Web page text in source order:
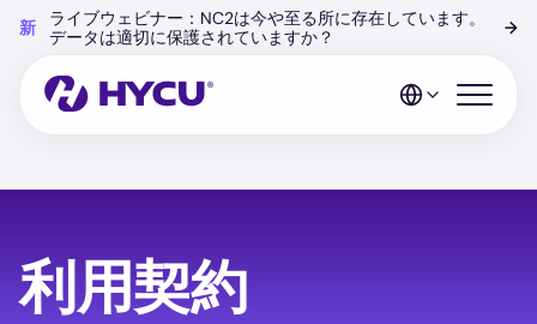
content
新
ライブウェビナー：NC2は今や至る所に存在しています。
データは適切に保護されていますか？
→
Open
利用契約